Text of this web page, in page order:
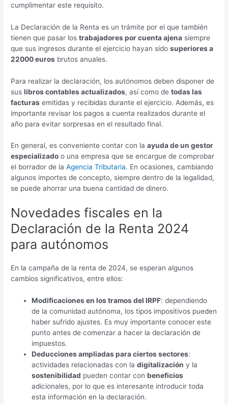
cumplimentar este requisito.
La Declaración de la Renta es un trámite por el que también
tienen que pasar lostrabajadores por cuenta ajena siempre
que sus ingresos durante el ejercicio hayan sidosuperiores a
22000 euros brutos anuales.
Para realizar la declaración, los autónomos deben disponer de
suslibros contables actualizados, así como detodas las
facturas emitidas y recibidas durante el ejercicio. Además, es
importante revisar los pagos a cuenta realizados durante el
año para evitar sorpresas en el resultado final.
En general, es conveniente contar con laayuda de un gestor
especializado o una empresa que se encargue de comprobar
el borrador de laAgencia Tributaria. En ocasiones, cambiando
algunos importes de concepto, siempre dentro de la legalidad,
se puede ahorrar una buena cantidad de dinero.
Novedades fiscales en la
Declaración de la Renta 2024
para autónomos
En la campaña de la renta de 2024, se esperan algunos
cambios significativos, entre ellos:
Modificaciones en los tramos del IRPF: dependiendo
de la comunidad autónoma, los tipos impositivos pueden
haber sufrido ajustes. Es muy importante conocer este
punto antes de comenzar a hacer la declaración de
impuestos.
Deducciones ampliadas para ciertos sectores:
actividades relacionadas con ladigitalización y la
sostenibilidad pueden contar conbeneficios
adicionales, por lo que es interesante introducir toda
esta información en la declaración.